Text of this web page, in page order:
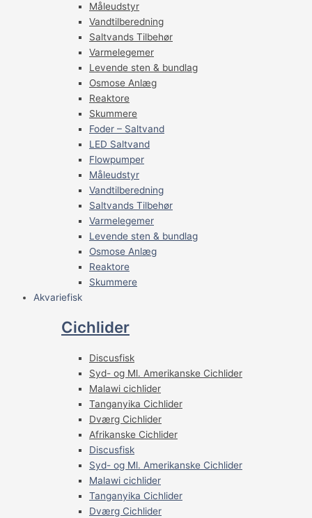
Måleudstyr
Vandtilberedning
Saltvands Tilbehør
Varmelegemer
Levende sten & bundlag
Osmose Anlæg
Reaktore
Skummere
Foder – Saltvand
LED Saltvand
Flowpumper
Måleudstyr
Vandtilberedning
Saltvands Tilbehør
Varmelegemer
Levende sten & bundlag
Osmose Anlæg
Reaktore
Skummere
Akvariefisk
Cichlider
Discusfisk
Syd- og Ml. Amerikanske Cichlider
Malawi cichlider
Tanganyika Cichlider
Dværg Cichlider
Afrikanske Cichlider
Discusfisk
Syd- og Ml. Amerikanske Cichlider
Malawi cichlider
Tanganyika Cichlider
Dværg Cichlider